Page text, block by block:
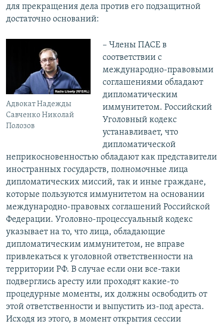
для прекращения дела против его подзащитной
достаточно оснований:
Адвокат Надежды
Савченко Николай
Полозов
– Члены ПАСЕ в
соответствии с
международно-правовыми
соглашениями обладают
дипломатическим
иммунитетом. Российский
Уголовный кодекс
устанавливает, что
дипломатической
неприкосновенностью обладают как представители
иностранных государств, полномочные лица
дипломатических миссий, так и иные граждане,
которые пользуются иммунитетом на основании
международно-правовых соглашений Российской
Федерации. Уголовно-процессуальный кодекс
указывает на то, что лица, обладающие
дипломатическим иммунитетом, не вправе
привлекаться к уголовной ответственности на
территории РФ. В случае если они все-таки
подверглись аресту или проходят какие-то
процедурные моменты, их должны освободить от
этой ответственности и выпустить из-под ареста.
Исходя из этого, в момент открытия сессии